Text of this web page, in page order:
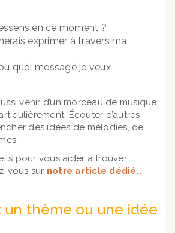
en ce moment ?
exprimer à travers ma
quel message je veux
venir d’un morceau de musique
Écouter d’autres
des idées de mélodies, de
pour vous aider à trouver
vous sur notre article dédié..
un thème ou une idée